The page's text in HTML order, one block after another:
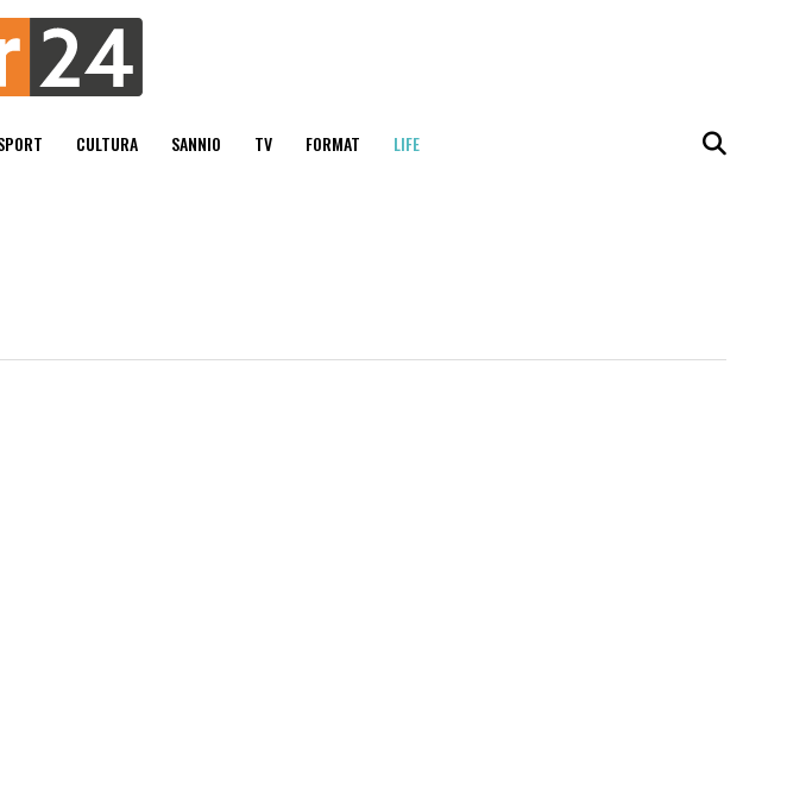
CULTURA SANNIO TV FORMAT LIFE